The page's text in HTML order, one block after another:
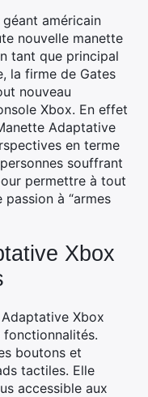
géant américain
nouvelle manette
tant que principal
la firme de Gates
nouveau
Xbox. En effet
Adaptative
en terme
souffrant
permettre à tout
à “armes
Xbox
Xbox
boutons et
tactiles. Elle
accessible aux